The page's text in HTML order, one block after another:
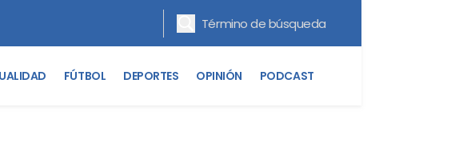
FÚTBOL DEPORTES OPINIÓN PODCAST